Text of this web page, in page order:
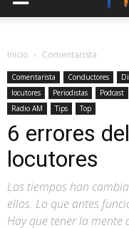
Inicio Comentarista
Comentarista Conductores
locutores
Periodistas Podcast
Radio AM
Tips Top
6 errores
locutores
Los tiempos han
ellos. Lo que antes
Hay que tener la mente